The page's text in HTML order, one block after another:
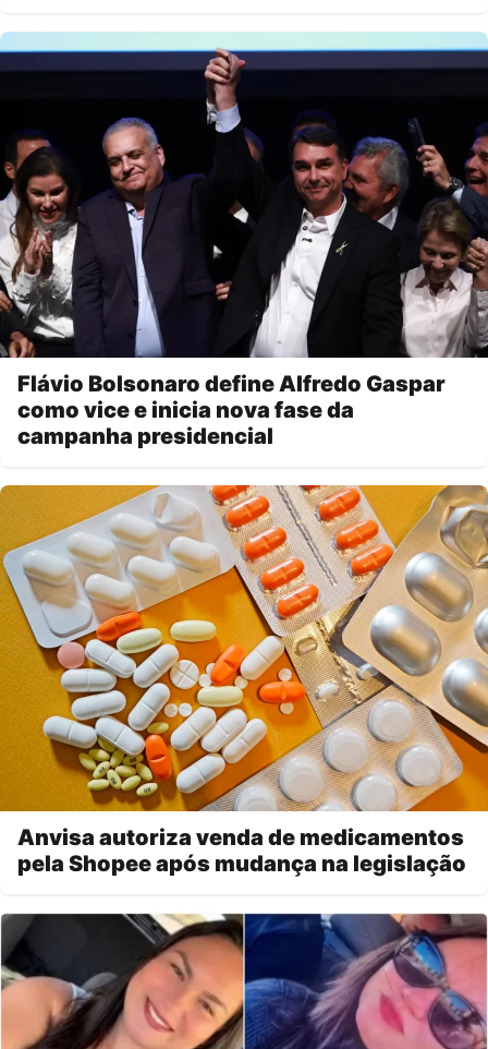
Flávio Bolsonaro define Alfredo Gaspar
como vice e inicia nova fase da
campanha presidencial
Anvisa autoriza venda de medicamentos
pela Shopee após mudança na legislação